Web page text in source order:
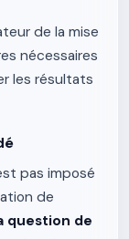
de la mise
nécessaires
les résultats
pas imposé
de
question de